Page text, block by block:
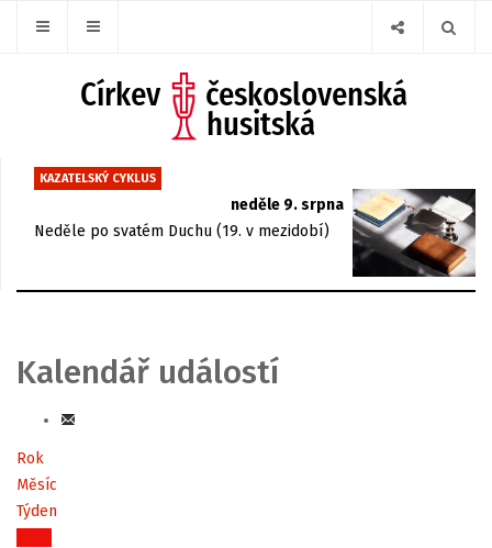
KAZATELSKÝ CYKLUS
neděle 9. srpna
Neděle po svatém Duchu (19. v mezidobí)
Kalendář událostí
Rok
Měsíc
Týden
Dnes